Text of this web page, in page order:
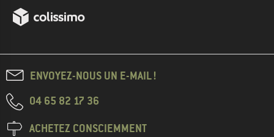
ENVOYEZ-NOUS UN E-MAIL !
04 65 82 17 36
ACHETEZ CONSCIEMMENT